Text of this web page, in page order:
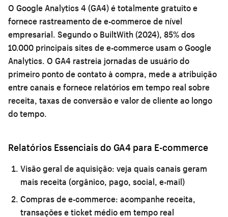
O Google Analytics 4 (GA4) é totalmente gratuito e
fornece rastreamento de e-commerce de nível
empresarial. Segundo o BuiltWith (2024), 85% dos
10.000 principais sites de e-commerce usam o Google
Analytics. O GA4 rastreia jornadas de usuário do
primeiro ponto de contato à compra, mede a atribuição
entre canais e fornece relatórios em tempo real sobre
receita, taxas de conversão e valor de cliente ao longo
do tempo.
Relatórios Essenciais do GA4 para E-commerce
Visão geral de aquisição: veja quais canais geram
mais receita (orgânico, pago, social, e-mail)
Compras de e-commerce: acompanhe receita,
transações e ticket médio em tempo real